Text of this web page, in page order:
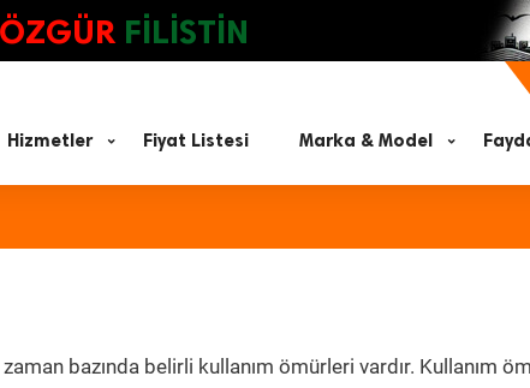
ÖZGÜR FİLİSTİN
Hizmetler Fiyat Listesi Marka & Model
bazında belirli kullanım ömürleri vardır. Kullanım